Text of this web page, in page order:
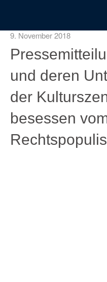
9. November 2018
und deren
der
besessen